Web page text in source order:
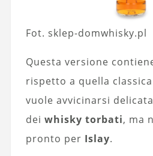
Fot. sklep-domwhisky.pl
Questa versione
rispetto a quella
vuole avvicinarsi
dei whisky torbati, ma
pronto per Islay.